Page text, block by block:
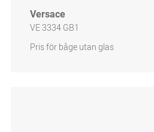
Versace
VE 3334 GB1
Pris för båge utan glas